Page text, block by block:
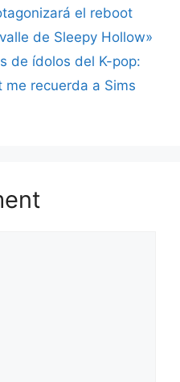
el reboot
de Sleepy Hollow»
de ídolos del K-pop:
recuerda a Sims